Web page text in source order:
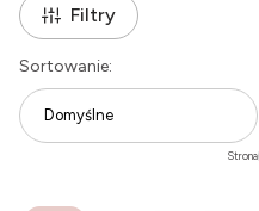
Filtry
Lista produktów
Sortowanie:
Domyślne
Strona